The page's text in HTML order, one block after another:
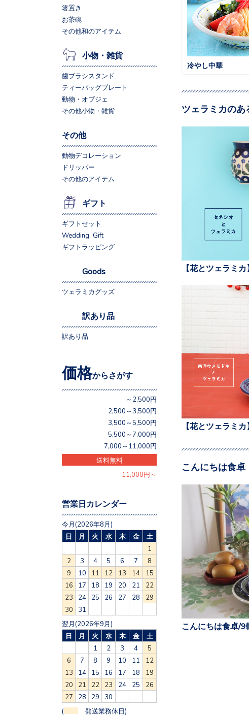
冷やし中華
ツェラミカのあ
【花とツェラミ
【花とツェラミ
こんにちは食卓
こんにちは食卓/9
箸置き
お茶碗
その他和のアイテム
小物・雑貨
歯ブラシスタンド
ティーバッグプレート
動物・オブジェ
その他小物・雑貨
その他
動物デコレーション
ドリッパー
その他のアイテム
ギフト
ギフトセット
Wedding Gift
ギフトラッピング
Goods
ツェラミカグッズ
訳あり品
訳あり品
価格からさがす
～2,500円
2,500～3,500円
3,500～5,500円
5,500～7,000円
7,000～11,000円
送料無料
11,000円～
営業日カレンダー
今月(2026年8月)
日
月 火 水 木 金
土
1
2
3 4 5 6 7
8
9
10 11 12 13 14
15
16
17 18 19 20 21
22
23
24 25 26 27 28
29
30
31
翌月(2026年9月)
日
月 火 水 木 金
土
1
2 3 4
5
6
7 8 9 10 11
12
13
14 15 16 17 18
19
20
21 22 23 24 25
26
27
28 29 30
( 発送業務休日)